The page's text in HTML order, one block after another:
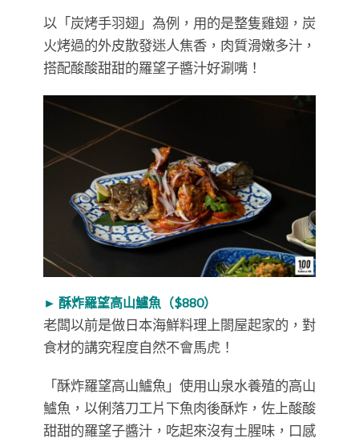
以「炭烤手羽翅」為例，用的是整隻雞翅，炭
火烤過的外皮散發迷人焦香，肉質滑嫩多汁，
搭配酸酸甜甜的羅望子醬汁好涮嘴！
► 酥炸羅望高山鱸魚（$880）
老闆以前是做日本海鮮料理上閤屋起家的，對
食材的講究程度自然不會馬虎！
「酥炸羅望高山鱸魚」使用山泉水養殖的高山
鱸魚，以俐落刀工片下魚肉後酥炸，佐上酸酸
甜甜的羅望子醬汁，吃起來沒有土腥味，口感